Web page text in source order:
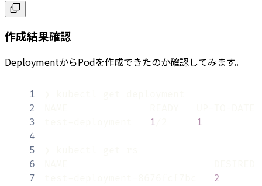
作成結果確認
DeploymentからPodを作成できたのか確認してみます。
1
2
3
1
1
4
5
6
7
2